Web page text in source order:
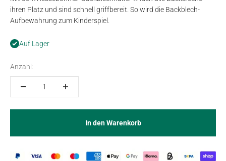
ihren Platz und sind schnell griffbereit. So wird die Backblech-
Aufbewahrung zum Kinderspiel.
Auf Lager
Anzahl:
In den Warenkorb